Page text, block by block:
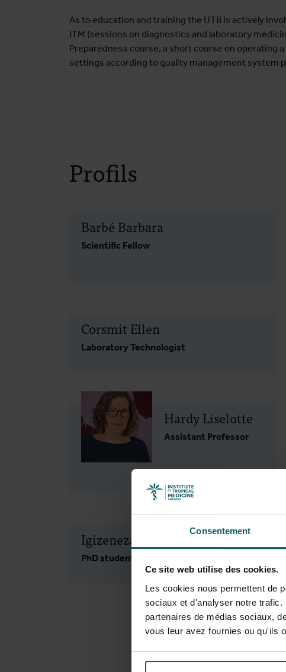
Consentement
Ce site web utilise des cookies.
Les cookies nous permettent de
sociaux et d'analyser notre
partenaires de médias sociaux,
vous leur avez fournies ou qu'ils
As to education and training the UTB is actively
ITM (sessions on diagnostics and laboratory
Preparedness course, a short course on operating
settings according to quality management system
Profils
Barbé Barbara
Scientific Fellow
Corsmit Ellen
Laboratory Technologist
Hardy Liselotte
Assistant Professor
Igizeneza Acsa
PhD student